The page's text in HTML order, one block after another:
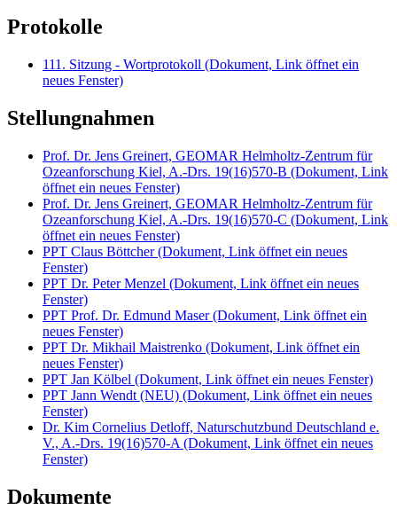
Protokolle
111. Sitzung - Wortprotokoll (Dokument, Link öffnet ein
neues Fenster)
Stellungnahmen
Prof. Dr. Jens Greinert, GEOMAR Helmholtz-Zentrum für
Ozeanforschung Kiel, A.-Drs. 19(16)570-B (Dokument, Link
öffnet ein neues Fenster)
Prof. Dr. Jens Greinert, GEOMAR Helmholtz-Zentrum für
Ozeanforschung Kiel, A.-Drs. 19(16)570-C (Dokument, Link
öffnet ein neues Fenster)
PPT Claus Böttcher(Dokument, Link öffnet ein neues
Fenster)
PPT Dr. Peter Menzel (Dokument, Link öffnet ein neues
Fenster)
PPT Prof. Dr. Edmund Maser(Dokument, Link öffnet ein
neues Fenster)
PPT Dr. Mikhail Maistrenko (Dokument, Link öffnet ein
neues Fenster)
PPT Jan Kölbel (Dokument, Link öffnet ein neues Fenster)
PPT Jann Wendt (NEU) (Dokument, Link öffnet ein neues
Fenster)
Dr. Kim Cornelius Detloff, Naturschutzbund Deutschland e.
V., A.-Drs. 19(16)570-A (Dokument, Link öffnet ein neues
Fenster)
Dokumente